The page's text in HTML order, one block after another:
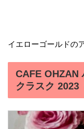
イエローゴールドの
CAFE OHZAN
クラスク 2023